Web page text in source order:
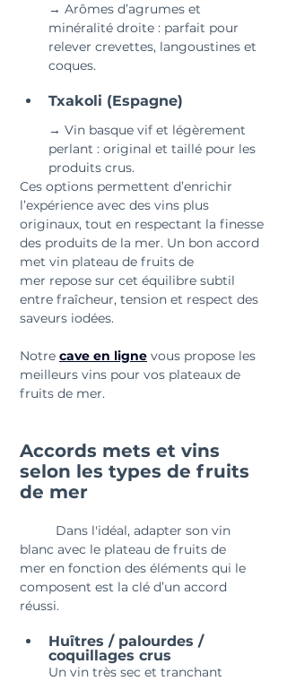
→ Arômes d’agrumes et
minéralité droite : parfait pour
relever crevettes, langoustines et
coques.
Txakoli (Espagne)
→ Vin basque vif et légèrement
perlant : original et taillé pour les
produits crus.
Ces options permettent d’enrichir
l’expérience avec des vins plus
originaux, tout en respectant la finesse
des produits de la mer. Un bon accord
met vin plateau de fruits de
mer repose sur cet équilibre subtil
entre fraîcheur, tension et respect des
saveurs iodées.
Notre cave en ligne vous propose les
meilleurs vins pour vos plateaux de
fruits de mer.
Accords mets et vins
selon les types de fruits
de mer
blanc avec le plateau de fruits de
mer en fonction des éléments qui le
composent est la clé d’un accord
réussi.
Huîtres / palourdes /
coquillages crus
Un vin très sec et tranchant